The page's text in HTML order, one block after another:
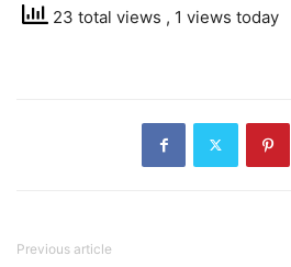
23 total views , 1 views today
Previous article